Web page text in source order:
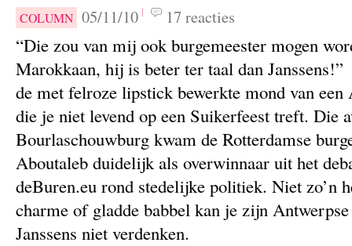
COLUMN 05/11/10 17 reacties
“Die zou van mij ook burgemeester mogen
Marokkaan, hij is beter ter taal dan
de met felroze lipstick bewerkte mond van een
die je niet levend op een Suikerfeest treft. Die
Bourlaschouwburg kwam de Rotterdamse
Aboutaleb duidelijk als overwinnaar uit het
deBuren.eu rond stedelijke politiek. Niet zo’n
charme of gladde babbel kan je zijn
Janssens niet verdenken.